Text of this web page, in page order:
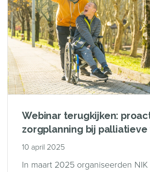
Webinar terugkijken:
zorgplanning bij
10 april 2025
In maart 2025 organiseerden